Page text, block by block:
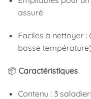
assuré
Faciles à nettoyer
basse température)
📦 Caractéristiques
Contenu : 3